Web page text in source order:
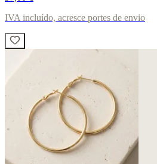
IVA incluído, acresce portes de envio